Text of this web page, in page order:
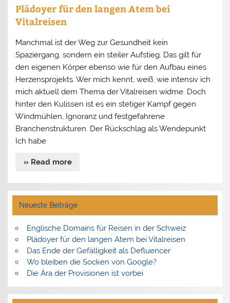
Plädoyer für den langen Atem bei
Vitalreisen
Manchmal ist der Weg zur Gesundheit kein
Spaziergang, sondern ein steiler Aufstieg. Das gilt für
den eigenen Körper ebenso wie für den Aufbau eines
Herzensprojekts. Wer mich kennt, weiß, wie intensiv ich
mich aktuell dem Thema der Vitalreisen widme. Doch
hinter den Kulissen ist es ein stetiger Kampf gegen
Windmühlen, Ignoranz und festgefahrene
Branchenstrukturen. Der Rückschlag als Wendepunkt
Ich habe
» Read more
Neueste Beiträge
Englische Domains für Reisen in der Schweiz
Plädoyer für den langen Atem bei Vitalreisen
Das Ende der Gefälligkeit als Defluencer
Wo bleiben die Socken von Google?
Die Ära der Provisionen ist vorbei